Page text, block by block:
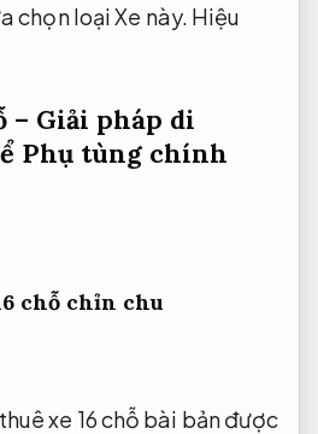
chọn loại Xe này. Hiệu
– Giải pháp di
Phụ tùng chính
chỗ chỉn chu
xe 16 chỗ bài bản được